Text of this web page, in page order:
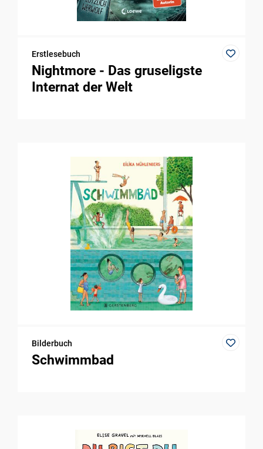
Erstlesebuch
Nightmore - Das gruseligste
Internat der Welt
Bilderbuch
Schwimmbad